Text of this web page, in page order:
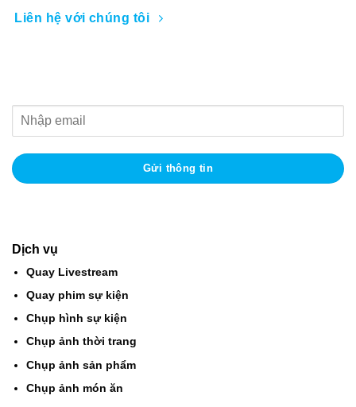
Liên hệ với chúng tôi
Dịch vụ
Quay Livestream
Quay phim sự kiện
Chụp hình sự kiện
Chụp ảnh thời trang
Chụp ảnh sản phẩm
Chụp ảnh món ăn